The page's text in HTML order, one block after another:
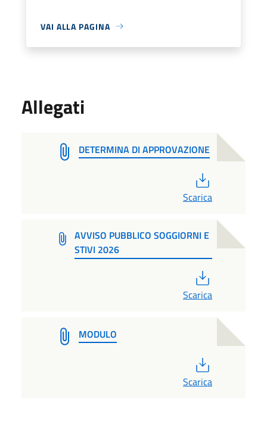
VAI ALLA PAGINA
Allegati
DETERMINA DI APPROVAZIONE
Scarica
AVVISO PUBBLICO SOGGIORNI E
STIVI 2026
Scarica
MODULO
Scarica